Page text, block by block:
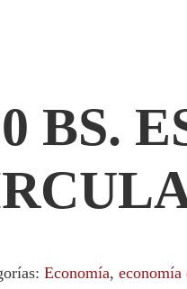
BS.
Economía, economía